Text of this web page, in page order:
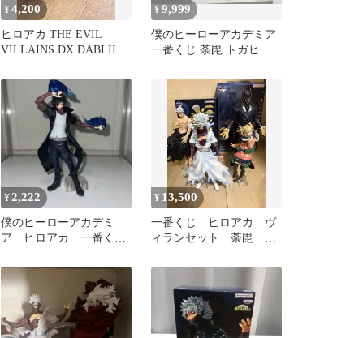
¥4,200
ヒロアカ THE EVIL
VILLAINS DX DABI II
¥9,999
僕のヒーローアカデミア
一番くじ 荼毘 トガヒミ
¥2,222
僕のヒーローアカデミ
ア ヒロアカ 一番く
フィギュア
¥ 13,500
一番くじ ヒロアカ ヴ
ィランセット 荼毘 オ
ガヒミコ